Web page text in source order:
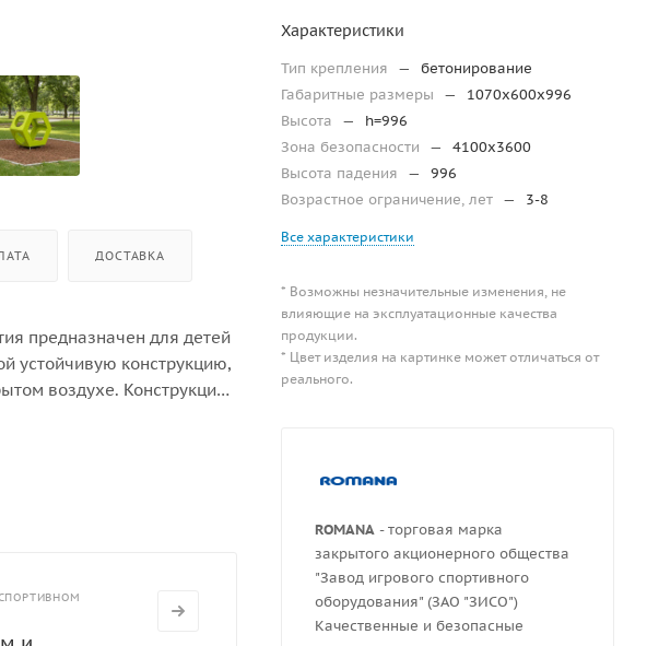
ДОСТАВКА
предназначен для детей
устойчивую конструкцию,
воздухе. Конструкция
элемента в сборе,
Характеристики
Тип крепления —
бетонирование
Габаритные размеры
—
1070x600x996
Высота
—
h=996
Зона безопасности
—
4100х3600
Высота падения
—
996
Возрастное ограничение, лет — 3-8
Все характеристики
* Возможны незначительные изменения, не
влияющие на эксплуатационные качества
продукции.
* Цвет изделия на картинке может отличаться от
реального.
ROMANA - торговая марка
закрытого акционерного общества
"Завод игрового спортивного
оборудования" (ЗАО "ЗИСО")
Качественные и безопасные